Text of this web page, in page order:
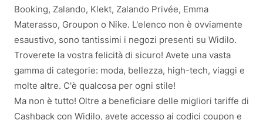
Booking, Zalando, Klekt, Zalando Privée, Emma
Materasso, Groupon o Nike. L'elenco non è ovviamente
esaustivo, sono tantissimi i negozi presenti su Widilo.
Troverete la vostra felicità di sicuro! Avete una vasta
gamma di categorie: moda, bellezza, high-tech, viaggi e
molte altre. C'è qualcosa per ogni stile!
Ma non è tutto! Oltre a beneficiare delle migliori tariffe di
Cashback con Widilo, avete accesso ai codici coupon e